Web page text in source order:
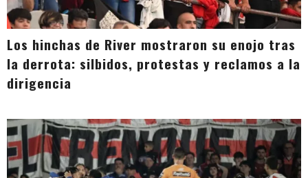
Los hinchas de River mostraron su enojo tras
la derrota: silbidos, protestas y reclamos a la
dirigencia